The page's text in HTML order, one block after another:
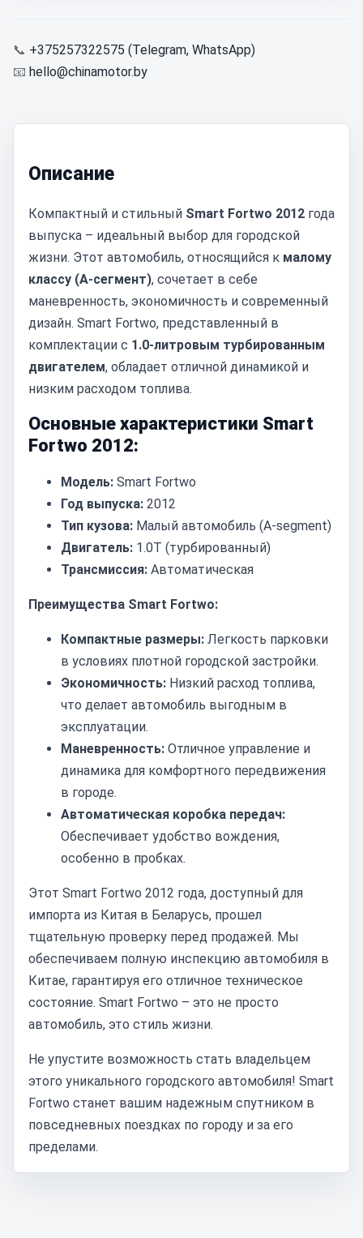
📞 +375257322575 (Telegram, WhatsApp)
📧 hello@chinamotor.by
Описание
Компактный и стильный Smart Fortwo 2012 года
выпуска – идеальный выбор для городской
жизни. Этот автомобиль, относящийся к малому
классу (A-сегмент), сочетает в себе
маневренность, экономичность и современный
дизайн. Smart Fortwo, представленный в
комплектации с 1.0-литровым турбированным
двигателем, обладает отличной динамикой и
низким расходом топлива.
Основные характеристики Smart
Fortwo 2012:
Модель: Smart Fortwo
Год выпуска: 2012
Тип кузова: Малый автомобиль (A-segment)
Двигатель: 1.0T (турбированный)
Трансмиссия: Автоматическая
Преимущества Smart Fortwo:
Компактные размеры: Легкость парковки
в условиях плотной городской застройки.
Экономичность: Низкий расход топлива,
что делает автомобиль выгодным в
эксплуатации.
Маневренность: Отличное управление и
динамика для комфортного передвижения
в городе.
Автоматическая коробка передач:
Обеспечивает удобство вождения,
особенно в пробках.
Этот Smart Fortwo 2012 года, доступный для
импорта из Китая в Беларусь, прошел
тщательную проверку перед продажей. Мы
обеспечиваем полную инспекцию автомобиля в
Китае, гарантируя его отличное техническое
состояние. Smart Fortwo – это не просто
автомобиль, это стиль жизни.
Не упустите возможность стать владельцем
этого уникального городского автомобиля! Smart
Fortwo станет вашим надежным спутником в
повседневных поездках по городу и за его
пределами.